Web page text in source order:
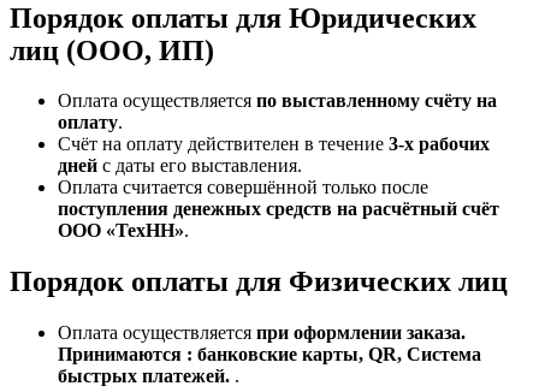
Порядок оплаты для Юридических
лиц (ООО, ИП)
Оплата осуществляется по выставленному счёту на
оплату.
Счёт на оплату действителен в течение 3‑х рабочих
дней с даты его выставления.
Оплата считается совершённой только после
поступления денежных средств на расчётный счёт
ООО «ТехНН».
Порядок оплаты для Физических лиц
Оплата осуществляется при оформлении заказа.
Принимаются : банковские карты, QR, Система
быстрых платежей. .